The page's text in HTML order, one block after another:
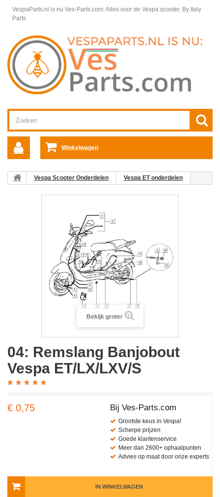
VespaParts.nl is nu Ves-Parts.com: Alles voor de Vespa scooter. By Italy
Parts
Winkelwagen
Vespa Scooter Onderdelen
Vespa ET onderdelen
Bekijk groter
04: Remslang Banjobout
Vespa ET/LX/LXV/S
€ 0,75 Bij Ves-Parts.com
Grootste keus in Vespa!
Scherpe prijzen
Goede klantenservice
Meer dan 2600+ ophaalpunten
Advies op maat door onze experts
IN WINKELWAGEN